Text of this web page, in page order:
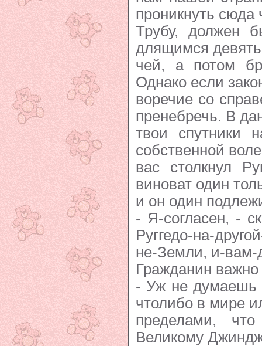
проникнуть сюда
Трубу, должен
длящимся
чей, а потом
Однако если
воречие со
пренебречь. В
твои спутники
собственной
вас столкнул
виноват один
и он один
- Я-согласен, -
Руггедо-на-
не-Земли, и-вам-
Гражданин
- Уж не думаешь
чтолибо в мире
пределами,
Великому